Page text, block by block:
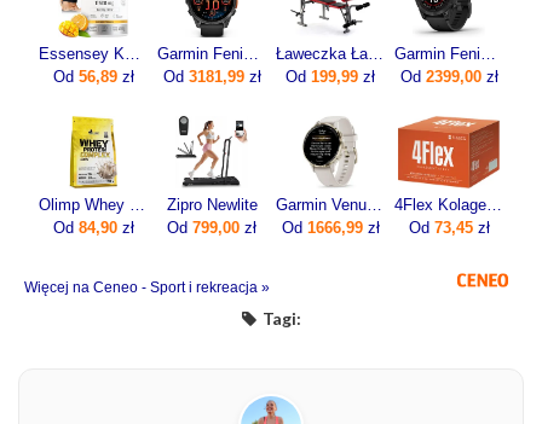
Essensey Kolagen Forte 12500 mg 400g
Od 56,89zł
Garmin Fenix 8 47mm Slate grey z czarnym paskiem
Od 3181,99zł
Ławeczka Ławka Pod Sztangę Do Ćwiczeń Modlitewnik
Od 199,99 zł
Garmin Fenix 7 Pro Solar Szaro-czarny (0100277701)
Od 2399,00zł
Olimp Whey Protein Complex 100% 700g
Od 84,90zł
Zipro Newlite
Od 799,00 zł
Garmin Venu 3s Beżowy (0100278502)
Od 1666,99zł
4Flex Kolagen Nowej Generacji Z Wit. C 30sasz.
Od 73,45zł
Więcej na Ceneo - Sport i rekreacja »
Tagi: